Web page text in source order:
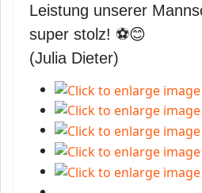
Leistung unserer
super stolz! ⚽😊
(Julia Dieter)